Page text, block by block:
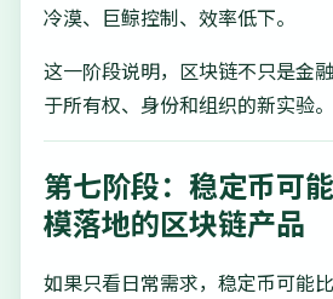
冷漠、巨鲸控制、效率低下。
这一阶段说明，区块链不只是金
于所有权、身份和组织的新实验。
第七阶段：稳定币可
模落地的区块链产品
如果只看日常需求，稳定币可能